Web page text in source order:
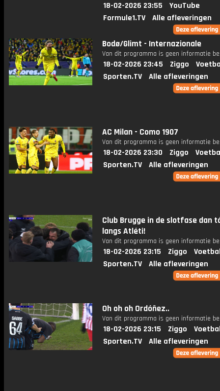
18-02-2026 23:55
YouTube
Formule1.TV
Alle afleveringen
Bodø/Glimt - Internazionale
Van dit programma is geen informatie
18-02-2026 23:45 Ziggo
Sporten.TV
Alle afleveringen
AC Milan - Como 1907
Van dit programma is geen informatie
18-02-2026 23:30 Ziggo
Sporten.TV
Alle afleveringen
Club Brugge in de slotfase dan
langs Atléti!
Van dit programma is geen informatie
18-02-2026 23:15 Ziggo
Sporten.TV
Alle afleveringen
Oh oh oh Ordóñez..
Van dit programma is geen informatie
18-02-2026 23:15 Ziggo
Sporten.TV
Alle afleveringen